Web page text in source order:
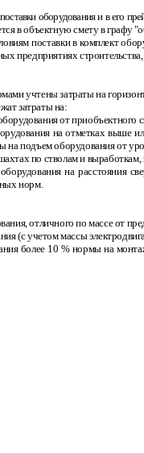
поставки оборудования и в
в объектную смету в графу
поставки в комплект
предприятиях
учтены затраты на
затраты на:
от приобъектного
на отметках выше
на подъем оборудования от
по стволам и выработкам,
на расстояния
норм.
отличного по массе от
(с учетом массы
более 10 % нормы на